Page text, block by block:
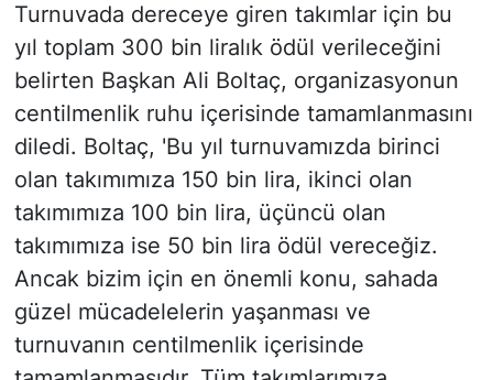
Turnuvada dereceye giren takımlar için bu
yıl toplam 300 bin liralık ödül verileceğini
belirten Başkan Ali Boltaç, organizasyonun
centilmenlik ruhu içerisinde tamamlanmasını
diledi. Boltaç, 'Bu yıl turnuvamızda birinci
olan takımımıza 150 bin lira, ikinci olan
takımımıza 100 bin lira, üçüncü olan
takımımıza ise 50 bin lira ödül vereceğiz.
Ancak bizim için en önemli konu, sahada
güzel mücadelelerin yaşanması ve
turnuvanın centilmenlik içerisinde